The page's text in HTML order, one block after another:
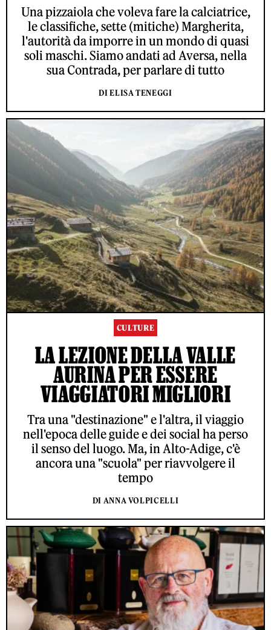
Una pizzaiola che voleva fare la calciatrice,
le classifiche, sette (mitiche) Margherita,
l'autorità da imporre in un mondo di quasi
soli maschi. Siamo andati ad Aversa, nella
sua Contrada, per parlare di tutto
DI ELISA TENEGGI
CULTURE
LA LEZIONE DELLA VALLE
AURINA PER ESSERE
VIAGGIATORI MIGLIORI
Tra una "destinazione" e l'altra, il viaggio
nell'epoca delle guide e dei social ha perso
il senso del luogo. Ma, in Alto-Adige, c'è
ancora una "scuola" per riavvolgere il
tempo
DI ANNA VOLPICELLI